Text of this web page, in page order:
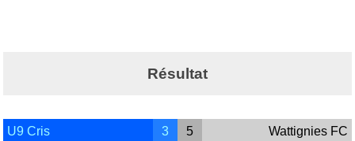
Résultat
U9 Cris 3 5 Wattignies FC